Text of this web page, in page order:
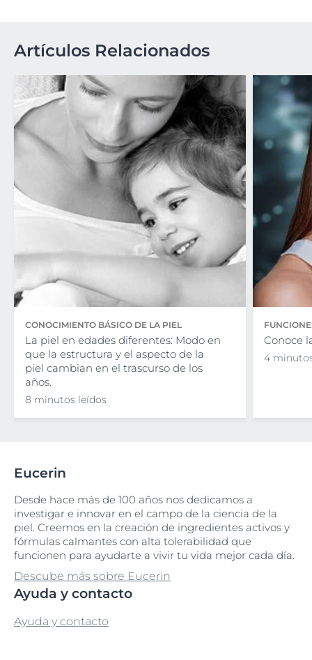
Artículos Relacionados
CONOCIMIENTO BÁSICO DE LA PIEL
La piel en edades diferentes: Modo en
que la estructura y el aspecto de la
piel cambian en el trascurso de los
años.
8 minutos leídos
Conoce
4
Eucerin
Desde hace más de 100 años nos dedicamos a
investigar e innovar en el campo de la ciencia de la
piel. Creemos en la creación de ingredientes activos y
fórmulas calmantes con alta tolerabilidad que
funcionen para ayudarte a vivir tu vida mejor cada día.
Descube más sobre Eucerin
Ayuda y contacto
Ayuda y contacto